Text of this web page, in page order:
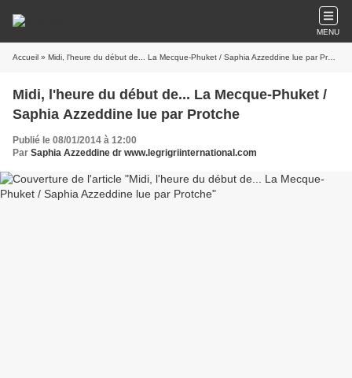
MENU
Accueil » Midi, l'heure du début de... La Mecque-Phuket / Saphia Azzeddine lue par Protche
Midi, l'heure du début de... La Mecque-Phuket /
Saphia Azzeddine lue par Protche
Publié le 08/01/2014 à 12:00
Par Saphia Azzeddine dr www.legrigriinternational.com